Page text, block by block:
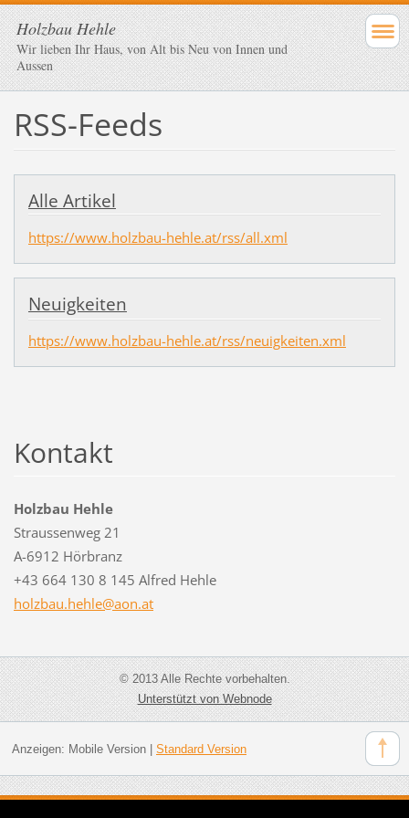
Holzbau Hehle
Wir lieben Ihr Haus, von Alt bis Neu von Innen und
Aussen
RSS-Feeds
Alle Artikel
https://www.holzbau-hehle.at/rss/all.xml
Neuigkeiten
https://www.holzbau-hehle.at/rss/neuigkeiten.xml
Kontakt
Holzbau Hehle
Straussenweg 21
A-6912 Hörbranz
+43 664 130 8 145 Alfred Hehle
holzbau.hehle@aon.at
© 2013 Alle Rechte vorbehalten.
Unterstützt von Webnode
Anzeigen: Mobile Version| Standard Version